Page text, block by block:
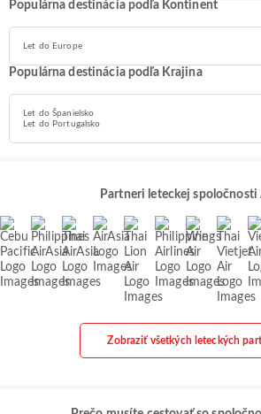
Populárna destinácia podľa Kontinent
Let do Europe
Populárna destinácia podľa Krajina
Let do Španielsko
Let do Portugalsko
Partneri leteckej spoločnosti
Zobraziť všetkých leteckých